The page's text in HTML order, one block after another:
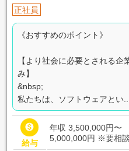
正社員
《おすすめのポイント》
【より社会に必要とされる
み】
&nbsp;
私たちは、ソフトウェアとい...

給与
年収 3,500,000円〜
5,000,000円 ※要相談